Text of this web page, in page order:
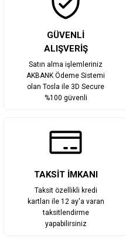
GÜVENLİ
ALIŞVERİŞ
Satın alma işlemleriniz
AKBANK Ödeme Sistemi
olan Tosla ile 3D Secure
%100 güvenli
TAKSİT İMKANI
Taksit özellikli kredi
kartları ile 12 ay'a varan
taksitlendirme
yapabilirsiniz